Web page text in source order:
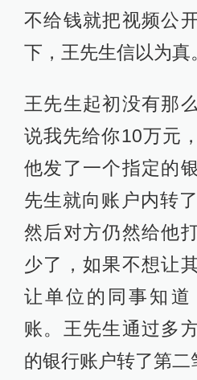
不给钱就把视频公
下，王先生信以为真
王先生起初没有那
说我先给你10万元
他发了一个指定的
先生就向账户内转
然后对方仍然给他
少了，如果不想让
让单位的同事知
账。王先生通过多
的银行账户转了第二